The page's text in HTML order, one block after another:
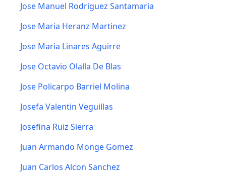
Jose Manuel Rodriguez Santamaria
Jose Maria Heranz Martinez
Jose Maria Linares Aguirre
Jose Octavio Olalla De Blas
Jose Policarpo Barriel Molina
Josefa Valentin Veguillas
Josefina Ruiz Sierra
Juan Armando Monge Gomez
Juan Carlos Alcon Sanchez